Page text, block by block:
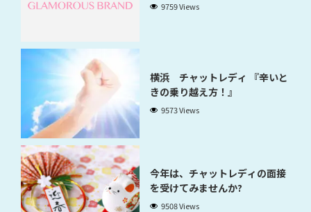
9759 Views
横浜 チャットレディ 『辛いと
きの乗り越え方！』
9573 Views
今年は、チャットレディの面接
を受けてみませんか?
9508 Views